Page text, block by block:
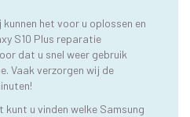
het voor u oplossen en
S10 Plus reparatie
dat u snel weer gebruik
Vaak verzorgen wij de
kunt u vinden welke Samsung